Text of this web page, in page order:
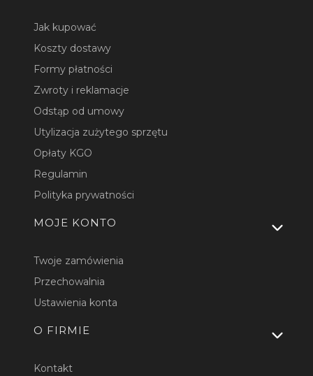
Jak kupować
Koszty dostawy
Formy płatności
Zwroty i reklamacje
Odstąp od umowy
Utylizacja zużytego sprzętu
Opłaty KGO
Regulamin
Polityka prywatności
MOJE KONTO
Twoje zamówienia
Przechowalnia
Ustawienia konta
O FIRMIE
Kontakt